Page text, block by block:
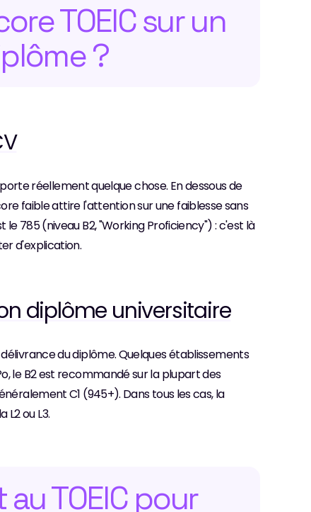
TOEIC sur un
?
réellement quelque chose. En dessous de
faible attire l'attention sur une faiblesse sans
785 (niveau B2, "Working Proficiency") : c'est là
d'explication.
diplôme universitaire
du diplôme. Quelques établissements
le B2 est recommandé sur la plupart des
C1 (945+). Dans tous les cas, la
ou L3.
TOEIC pour